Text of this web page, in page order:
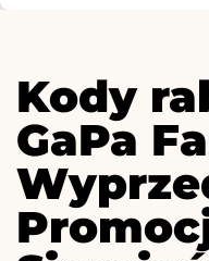
Kody
GaPa